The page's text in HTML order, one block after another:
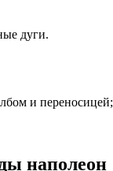
дуги.
и переносицей;
наполеон